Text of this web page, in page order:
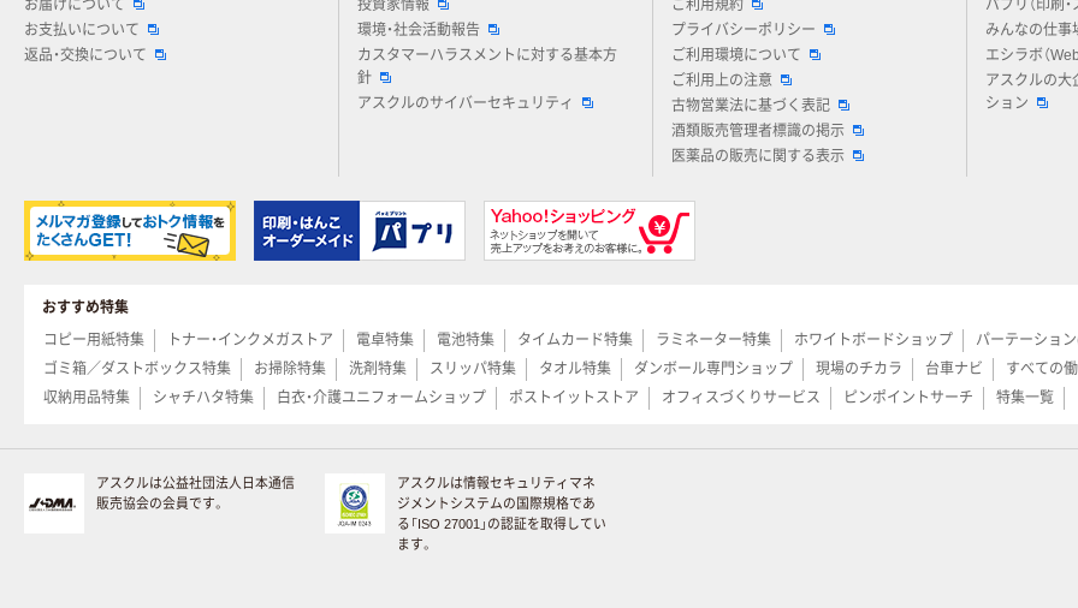
お届けについて
お支払いについて
返品・交換について
投資家情報
環境・社会活動報告
カスタマーハラスメントに対する基本方
針
アスクルのサイバーセキュリティ
ご利用規約
プライバシーポリシー
ご利用環境について
ご利用上の注意
古物営業法に基づく表記
酒類販売管理者標識の掲示
医薬品の販売に関する表示
パプリ（印刷・
みんなの仕事
エシラボ（
アスクルの大
ション
おすすめ特集
コピー用紙特集
トナー・インクメガストア 電卓特集 電池特集 タイムカード特集 ラミネーター特集 ホワイトボードショップ パーテーショ
ゴミ箱／ダストボックス特集
お掃除特集 洗剤特集 スリッパ特集 タオル特集 ダンボール専門ショップ 現場のチカラ 台車ナビ すべての
収納用品特集
シャチハタ特集 白衣・介護ユニフォームショップ ポストイットストア オフィスづくりサービス ピンポイントサーチ 特集一覧
アスクルは公益社団法人日本通信
販売協会の会員です。
アスクルは情報セキュリティマネ
ジメントシステムの国際規格であ
る「ISO 27001」の認証を取得してい
ます。